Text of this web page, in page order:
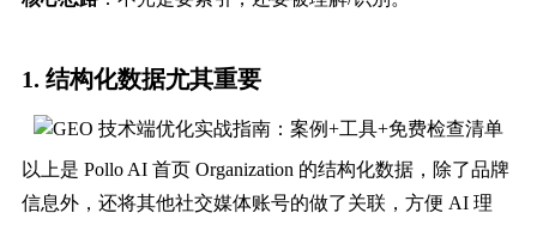
1. 结构化数据尤其重要
以上是 Pollo AI 首页 Organization 的结构化数据，除了品牌
信息外，还将其他社交媒体账号的做了关联，方便 AI 理